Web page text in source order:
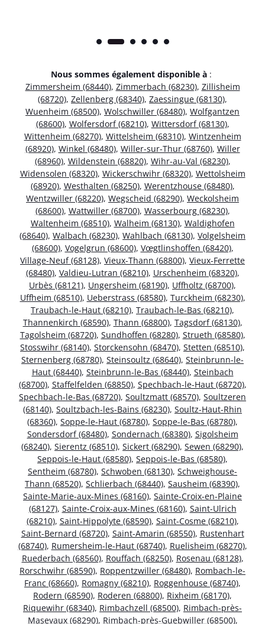
Nous sommes également disponible à :
Zimmersheim (68440), Zimmerbach (68230), Zillisheim
(68720), Zellenberg (68340), Zaessingue (68130),
Wuenheim (68500), Wolschwiller (68480), Wolfgantzen
(68600), Wolfersdorf (68210), Wittersdorf (68130),
Wittenheim (68270), Wittelsheim (68310), Wintzenheim
(68920), Winkel (68480), Willer-sur-Thur (68760), Willer
(68960), Wildenstein (68820), Wihr-au-Val (68230),
Widensolen (68320), Wickerschwihr (68320), Wettolsheim
(68920), Westhalten (68250), Werentzhouse (68480),
Wentzwiller (68220), Wegscheid (68290), Weckolsheim
(68600), Wattwiller (68700), Wasserbourg (68230),
Waltenheim (68510), Walheim (68130), Waldighofen
(68640), Walbach (68230), Wahlbach (68130), Volgelsheim
(68600), Vogelgrun (68600), Vœgtlinshoffen (68420),
Village-Neuf (68128), Vieux-Thann (68800), Vieux-Ferrette
(68480), Valdieu-Lutran (68210), Urschenheim (68320),
Urbès (68121), Ungersheim (68190), Uffholtz (68700),
Uffheim (68510), Ueberstrass (68580), Turckheim (68230),
Traubach-le-Haut (68210), Traubach-le-Bas (68210),
Thannenkirch (68590), Thann (68800), Tagsdorf (68130),
Tagolsheim (68720), Sundhoffen (68280), Strueth (68580),
Stosswihr (68140), Storckensohn (68470), Stetten (68510),
Sternenberg (68780), Steinsoultz (68640), Steinbrunn-le-
Haut (68440), Steinbrunn-le-Bas (68440), Steinbach
(68700), Staffelfelden (68850), Spechbach-le-Haut (68720),
Spechbach-le-Bas (68720), Soultzmatt (68570), Soultzeren
(68140), Soultzbach-les-Bains (68230), Soultz-Haut-Rhin
(68360), Soppe-le-Haut (68780), Soppe-le-Bas (68780),
Sondersdorf (68480), Sondernach (68380), Sigolsheim
(68240), Sierentz (68510), Sickert (68290), Sewen (68290),
Seppois-le-Haut (68580), Seppois-le-Bas (68580),
Sentheim (68780), Schwoben (68130), Schweighouse-
Thann (68520), Schlierbach (68440), Sausheim (68390),
Sainte-Marie-aux-Mines (68160), Sainte-Croix-en-Plaine
(68127), Sainte-Croix-aux-Mines (68160), Saint-Ulrich
(68210), Saint-Hippolyte (68590), Saint-Cosme (68210),
Saint-Bernard (68720), Saint-Amarin (68550), Rustenhart
(68740), Rumersheim-le-Haut (68740), Ruelisheim (68270),
Ruederbach (68560), Rouffach (68250), Rosenau (68128),
Rorschwihr (68590), Roppentzwiller (68480), Rombach-le-
Franc (68660), Romagny (68210), Roggenhouse (68740),
Rodern (68590), Roderen (68800), Rixheim (68170),
Riquewihr (68340), Rimbachzell (68500), Rimbach-près-
Masevaux (68290), Rimbach-près-Guebwiller (68500),